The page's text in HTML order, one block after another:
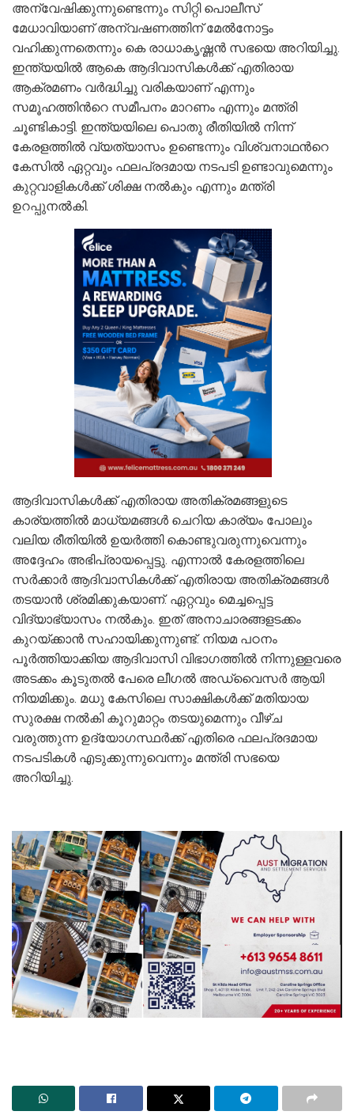
അന്വേഷിക്കുന്നുണ്ടെന്നും സിറ്റി പൊലീസ്
മേധാവിയാണ് അന്വഷണത്തിന് മേൽനോട്ടം
വഹിക്കുന്നതെന്നും കെ രാധാകൃഷ്ണൻ സഭയെ അറിയിച്ചു.
ഇന്ത്യയിൽ ആകെ ആദിവാസികൾക്ക് എതിരായ
ആക്രമണം വർദ്ധിച്ചു വരികയാണ് എന്നും
സമൂഹത്തിന്‍റെ സമീപനം മാറണം എന്നും മന്ത്രി
ചൂണ്ടികാട്ടി. ഇന്ത്യയിലെ പൊതു രീതിയിൽ നിന്ന്
കേരളത്തിൽ വ്യത്യാസം ഉണ്ടെന്നും വിശ്വനാഥന്‍റെ
കേസിൽ ഏറ്റവും ഫലപ്രദമായ നടപടി ഉണ്ടാവുമെന്നും
കുറ്റവാളികൾക്ക് ശിക്ഷ നൽകും എന്നും മന്ത്രി
ഉറപ്പുനൽകി.
ആദിവാസികൾക്ക് എതിരായ അതിക്രമങ്ങളുടെ
കാര്യത്തിൽ മാധ്യമങ്ങൾ ചെറിയ കാര്യം പോലും
വലിയ രീതിയിൽ ഉയർത്തി കൊണ്ടുവരുന്നുവെന്നും
അദ്ദേഹം അഭിപ്രായപ്പെട്ടു. എന്നാൽ കേരളത്തിലെ
സർക്കാർ ആദിവാസികൾക്ക് എതിരായ അതിക്രമങ്ങൾ
തടയാൻ ശ്രമിക്കുകയാണ്. ഏറ്റവും മെച്ചപ്പെട്ട
വിദ്യാഭ്യാസം നൽകും. ഇത് അനാചാരങ്ങളടക്കം
കുറയ്ക്കാൻ സഹായിക്കുന്നുണ്ട്. നിയമ പഠനം
പൂർത്തിയാക്കിയ ആദിവാസി വിഭാഗത്തിൽ നിന്നുള്ളവരെ
അടക്കം കൂടുതൽ പേരെ ലീഗൽ അഡ്വൈസർ ആയി
നിയമിക്കും. മധു കേസിലെ സാക്ഷികൾക്ക് മതിയായ
സുരക്ഷ നൽകി കൂറുമാറ്റം തടയുമെന്നും വീഴ്ച
വരുത്തുന്ന ഉദ്യോഗസ്ഥർക്ക് എതിരെ ഫലപ്രദമായ
നടപടികൾ എടുക്കുന്നുവെന്നും മന്ത്രി സഭയെ
അറിയിച്ചു.